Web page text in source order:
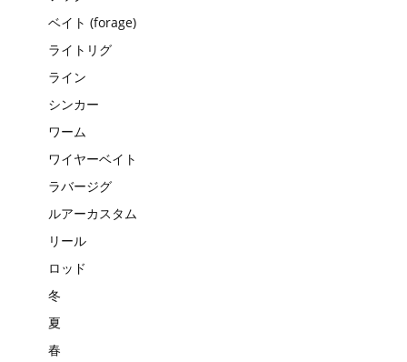
ベイト (forage)
ライトリグ
ライン
シンカー
ワーム
ワイヤーベイト
ラバージグ
ルアーカスタム
リール
ロッド
冬
夏
春